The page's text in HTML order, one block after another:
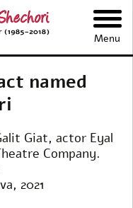
named
Giat, actor Eyal
Company.
2021
Menu